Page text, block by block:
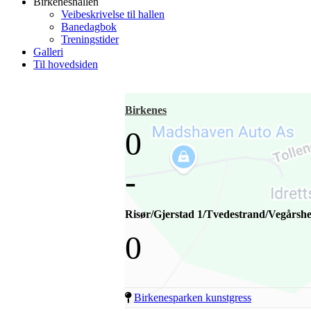
Veibeskrivelse til hallen
Banedagbok
Treningstider
Galleri
Til hovedsiden
Birkenes
0
-
Risør/Gjerstad 1/Tvedestrand/
0
Birkenesparken kunstgress